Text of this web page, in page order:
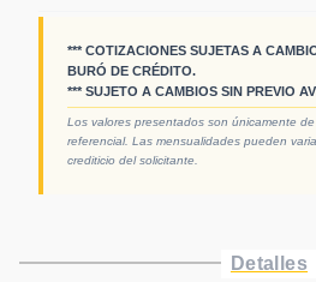
*** COTIZACIONES SUJETAS A
BURÓ DE CRÉDITO.
*** SUJETO A CAMBIOS SIN PREVIO
Los valores presentados son únicamente
referencial. Las mensualidades pueden
crediticio del solicitante.
Detalles